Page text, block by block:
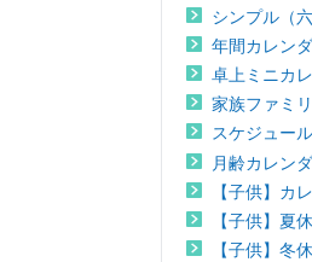
シンプル（
年間カレン
卓上ミニカ
家族ファミ
スケジュー
月齢カレン
【子供】カ
【子供】夏
【子供】冬